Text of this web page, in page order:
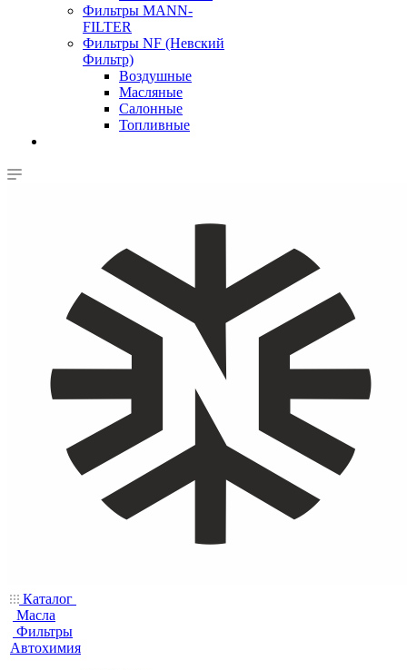
Фильтры MANN-
FILTER
Фильтры NF (Невский
Фильтр)
Воздушные
Масляные
Салонные
Топливные
Каталог
Масла
Фильтры
Автохимия